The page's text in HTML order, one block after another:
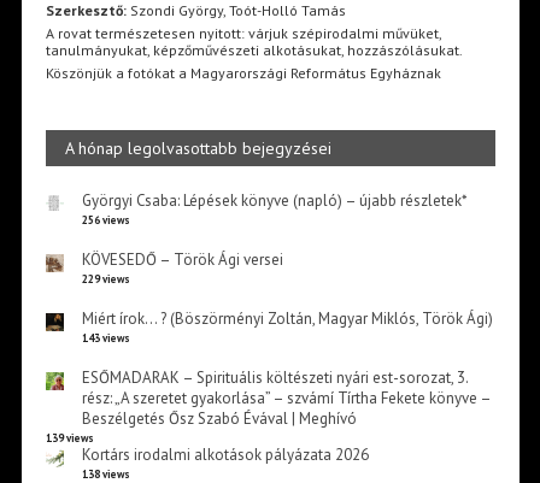
Szerkesztő:Szondi György, Toót-Holló Tamás
A rovat természetesen nyitott: várjuk szépirodalmi művüket,
tanulmányukat, képzőművészeti alkotásukat, hozzászólásukat.
Köszönjük a fotókat a Magyarországi Református Egyháznak
A hónap legolvasottabb bejegyzései
Györgyi Csaba: Lépések könyve (napló) – újabb részletek*
256 views
KÖVESEDŐ – Török Ági versei
229 views
Miért írok… ? (Böszörményi Zoltán, Magyar Miklós, Török Ági)
143 views
ESŐMADARAK – Spirituális költészeti nyári est-sorozat, 3.
rész: „A szeretet gyakorlása” – szvámí Tírtha Fekete könyve –
Beszélgetés Ősz Szabó Évával | Meghívó
139 views
Kortárs irodalmi alkotások pályázata 2026
138 views